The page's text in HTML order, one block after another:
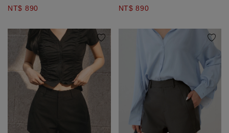
NT$ 890 NT$ 890